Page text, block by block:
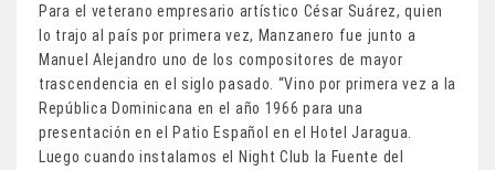
Para el veterano empresario artístico César Suárez, quien
lo trajo al país por primera vez, Manzanero fue junto a
Manuel Alejandro uno de los compositores de mayor
trascendencia en el siglo pasado. “Vino por primera vez a la
República Dominicana en el año 1966 para una
presentación en el Patio Español en el Hotel Jaragua.
Luego cuando instalamos el Night Club la Fuente del